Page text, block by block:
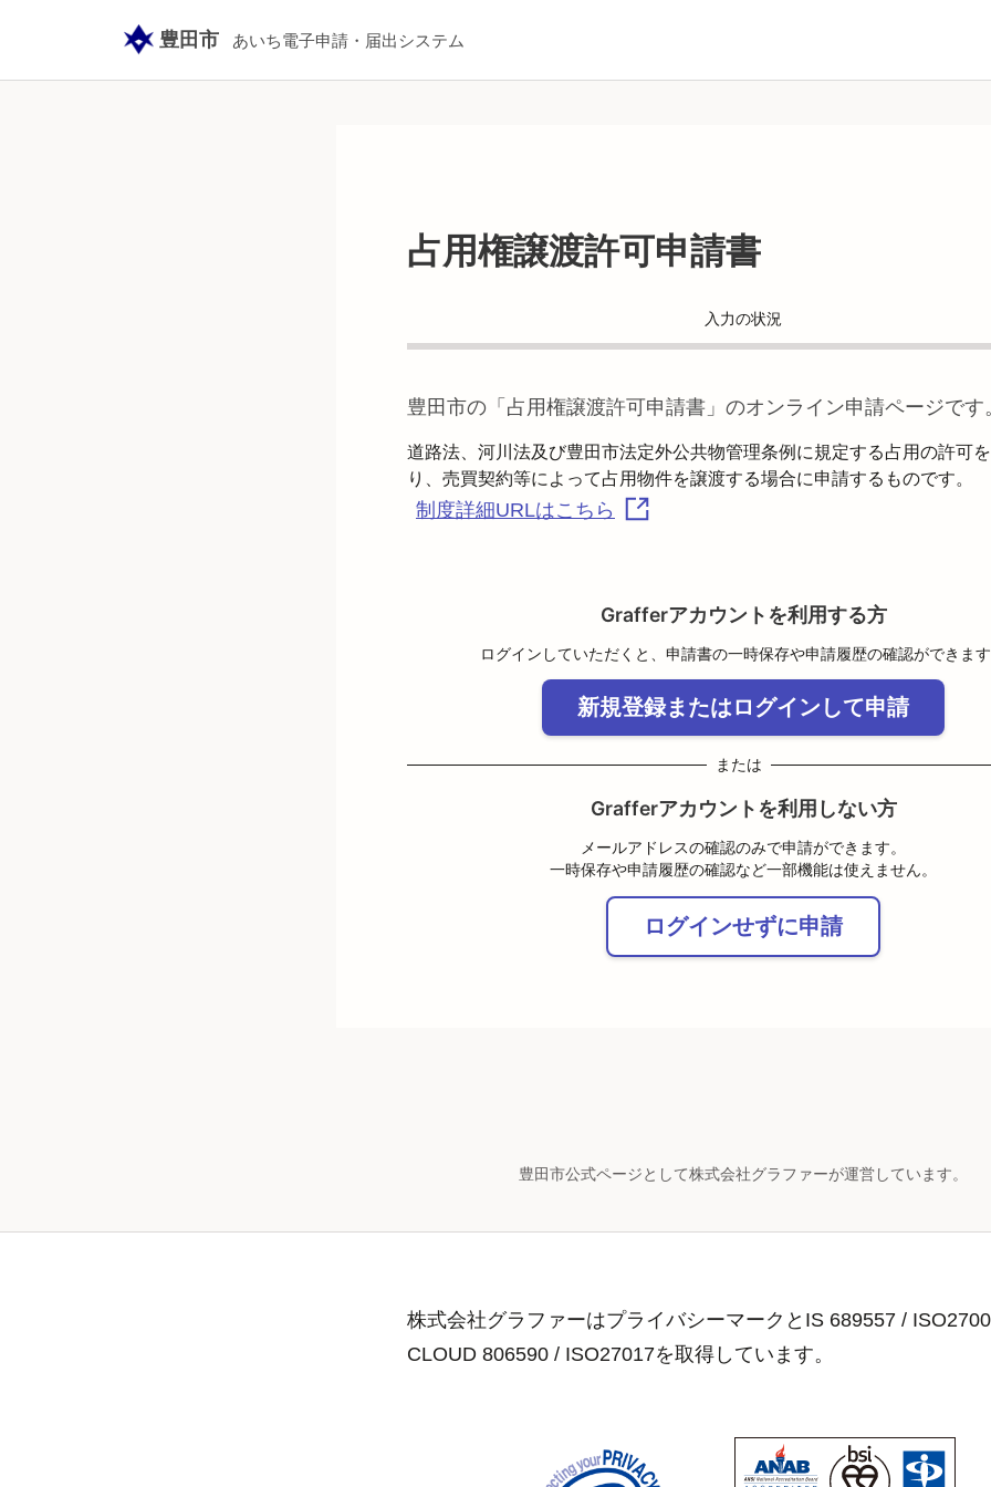
豊田市 あいち電子申請・届出システム
占用権譲渡許可申請書
入力の状況
豊田市の「 占用権譲渡許可申請書 」のオンライン申請ページです
道路法、河川法及び豊田市法定外公共物管理条例に規定する占用の許可
制度詳細URLはこちら
Grafferアカウントを利用する方
ログインしていただくと、申請書の一時保存や申請履歴の確認ができま
新規登録またはログインして申請
または
Grafferアカウントを利用しない方
メールアドレスの確認のみで申請ができます。
一時保存や申請履歴の確認など一部機能は使えません。
ログインせずに申請
豊田市公式ページとして株式会社グラファーが運営しています。
株式会社グラファーはプライバシーマークとIS 689557 /
CLOUD 806590 / ISO27017を取得しています。